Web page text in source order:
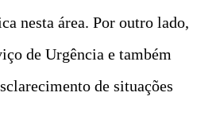
nesta área. Por outro lado,
de Urgência e também
de situações